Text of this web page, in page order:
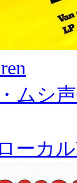
ムシ声
ーカル